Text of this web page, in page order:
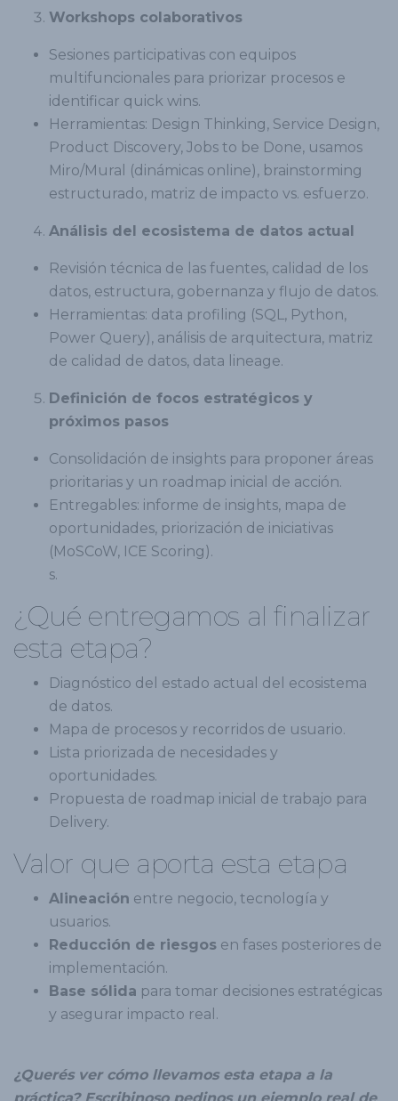
Workshops colaborativos
Sesiones participativas con equipos
multifuncionales para priorizar procesos e
identificar quick wins.
Herramientas: Design Thinking, Service Design,
Product Discovery, Jobs to be Done, usamos
Miro/Mural (dinámicas online), brainstorming
estructurado, matriz de impacto vs. esfuerzo.
Análisis del ecosistema de datos actual
Revisión técnica de las fuentes, calidad de los
datos, estructura, gobernanza y flujo de datos.
Herramientas: data profiling (SQL, Python,
Power Query), análisis de arquitectura, matriz
de calidad de datos, data lineage.
Definición de focos estratégicos y
próximos pasos
Consolidación de insights para proponer áreas
prioritarias y un roadmap inicial de acción.
Entregables: informe de insights, mapa de
oportunidades, priorización de iniciativas
(MoSCoW, ICE Scoring).
s.
¿Qué entregamos al finalizar
esta etapa?
Diagnóstico del estado actual del ecosistema
de datos.
Mapa de procesos y recorridos de usuario.
Lista priorizada de necesidades y
oportunidades.
Propuesta de roadmap inicial de trabajo para
Delivery.
Valor que aporta esta etapa
Alineación entre negocio, tecnología y
usuarios.
Reducción de riesgos en fases posteriores de
implementación.
Base sólida para tomar decisiones estratégicas
y asegurar impacto real.
¿Querés ver cómo llevamos esta etapa a la